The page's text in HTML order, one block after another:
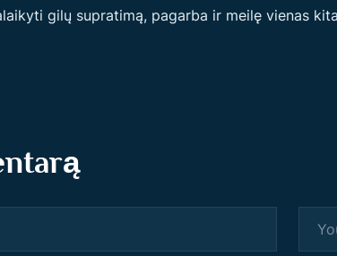
gilų supratimą, pagarba ir meilę vienas